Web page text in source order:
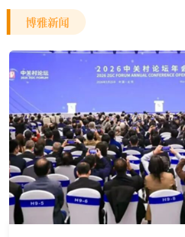
博雅新闻